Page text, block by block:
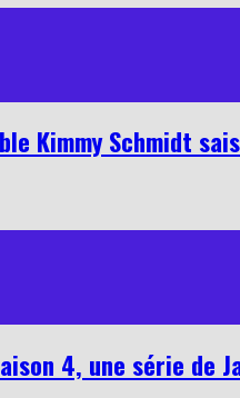
Kimmy Schmidt
4, une série de